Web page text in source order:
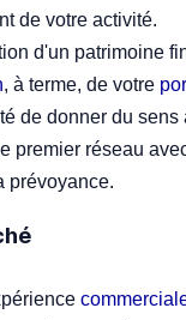
de votre activité.
d'un patrimoine
, à terme, de votre
de donner du sens
premier réseau
prévoyance.